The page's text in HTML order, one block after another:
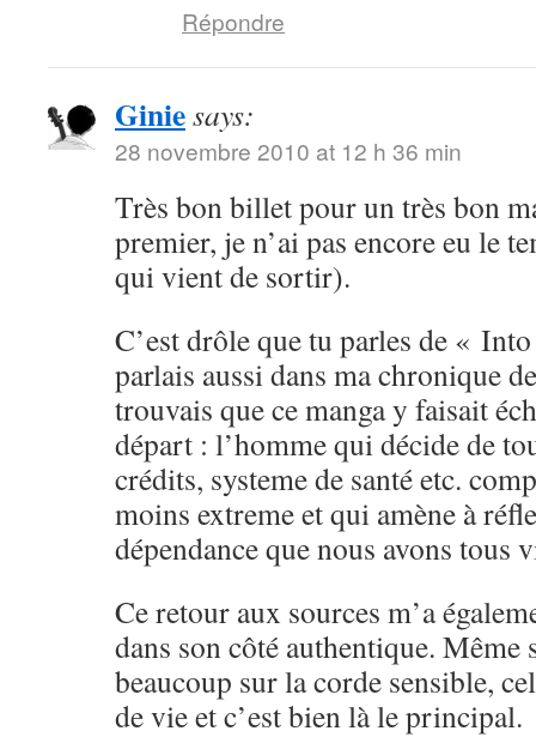
Répondre
Giniesays:
28 novembre 2010 at 12 h 36 min
Très bon billet pour un très bon
premier, je n’ai pas encore eu le
qui vient de sortir).
C’est drôle que tu parles de «
parlais aussi dans ma chronique
trouvais que ce manga y faisait
départ : l’homme qui décide de
crédits, systeme de santé etc.
moins extreme et qui amène à
dépendance que nous avons tous
Ce retour aux sources m’a
dans son côté authentique.
beaucoup sur la corde sensible,
de vie et c’est bien là le principal.